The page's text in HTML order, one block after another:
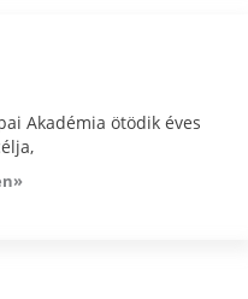
Akadémia ötödik éves